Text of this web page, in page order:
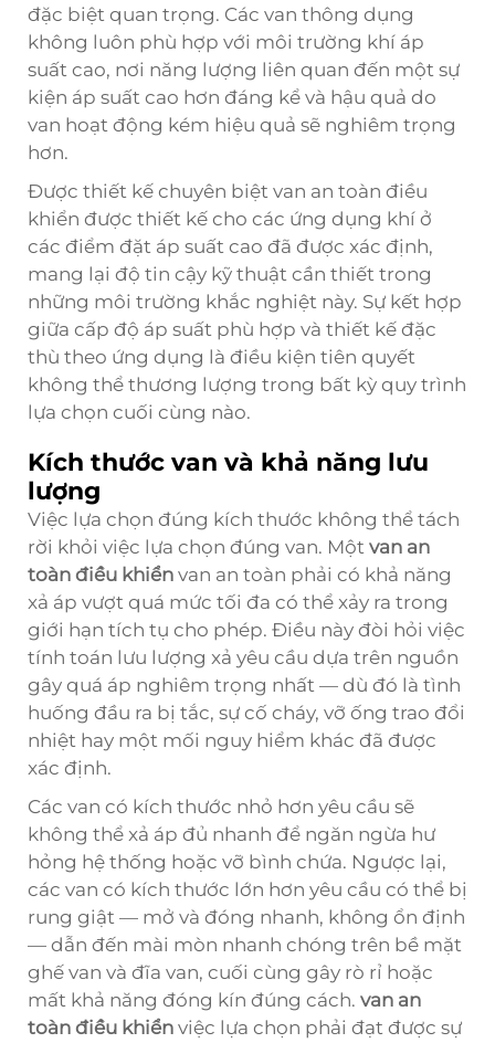
đặc biệt quan trọng. Các van thông dụng
không luôn phù hợp với môi trường khí áp
suất cao, nơi năng lượng liên quan đến một sự
kiện áp suất cao hơn đáng kể và hậu quả do
van hoạt động kém hiệu quả sẽ nghiêm trọng
hơn.
Được thiết kế chuyên biệt van an toàn điều
khiển được thiết kế cho các ứng dụng khí ở
các điểm đặt áp suất cao đã được xác định,
mang lại độ tin cậy kỹ thuật cần thiết trong
những môi trường khắc nghiệt này. Sự kết hợp
giữa cấp độ áp suất phù hợp và thiết kế đặc
thù theo ứng dụng là điều kiện tiên quyết
không thể thương lượng trong bất kỳ quy trình
lựa chọn cuối cùng nào.
Kích thước van và khả năng lưu
lượng
Việc lựa chọn đúng kích thước không thể tách
rời khỏi việc lựa chọn đúng van. Một van an
toàn điều khiển van an toàn phải có khả năng
xả áp vượt quá mức tối đa có thể xảy ra trong
giới hạn tích tụ cho phép. Điều này đòi hỏi việc
tính toán lưu lượng xả yêu cầu dựa trên nguồn
gây quá áp nghiêm trọng nhất — dù đó là tình
huống đầu ra bị tắc, sự cố cháy, vỡ ống trao đổi
nhiệt hay một mối nguy hiểm khác đã được
xác định.
Các van có kích thước nhỏ hơn yêu cầu sẽ
không thể xả áp đủ nhanh để ngăn ngừa hư
hỏng hệ thống hoặc vỡ bình chứa. Ngược lại,
các van có kích thước lớn hơn yêu cầu có thể bị
rung giật — mở và đóng nhanh, không ổn định
— dẫn đến mài mòn nhanh chóng trên bề mặt
ghế van và đĩa van, cuối cùng gây rò rỉ hoặc
mất khả năng đóng kín đúng cách. van an
toàn điều khiển việc lựa chọn phải đạt được sự